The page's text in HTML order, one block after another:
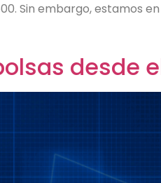
Sin embargo, estamos
desde